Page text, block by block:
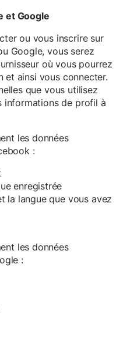
et Google
ou vous inscrire sur
Google, vous serez
où vous pourrez
et ainsi vous connecter.
que vous utilisez
informations de profil à
les données
:
enregistrée
la langue que vous avez
les données
: